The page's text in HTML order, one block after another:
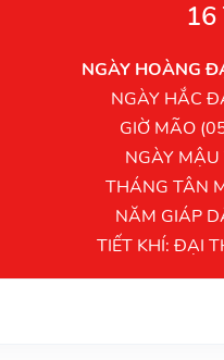
16
NGÀY HOÀNG
NGÀY HẮC
GIỜ MÃO
NGÀY MẬU
THÁNG TÂN
NĂM GIÁP
TIẾT KHÍ: ĐẠI